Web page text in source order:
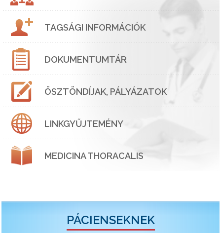
TAGSÁGI INFORMÁCIÓK
DOKUMENTUMTÁR
ÖSZTÖNDÍJAK, PÁLYÁZATOK
LINKGYŰJTEMÉNY
MEDICINA THORACALIS
PÁCIENSEKNEK